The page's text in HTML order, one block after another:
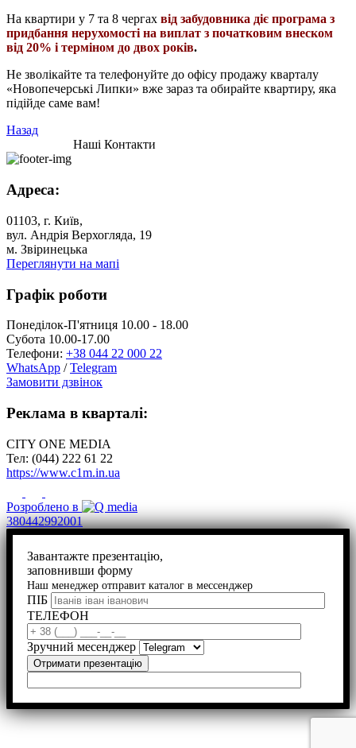
На квартири у 7 та 8 чергах від забудовника діє програма з
придбання нерухомості на виплат з початковим внеском
від 20% і терміном до двох років.
Не зволікайте та телефонуйте до офісу продажу кварталу
«Новопечерські Липки» вже зараз та обирайте квартиру, яка
підійде саме вам!
Назад
Наші Контакти
Адреса:
01103, г. Київ,
вул. Андрія Верхогляда, 19
м. Звіринецька
Переглянути на мапі
Графік роботи
Понеділок-П'ятниця 10.00 - 18.00
Субота 10.00-17.00
Телефони: +38 044 22 000 22
WhatsApp /Telegram
Замовити дзвінок
Реклама в кварталі:
CITY ONE MEDIA
Тел: (044) 222 61 22
https://www.c1m.in.ua
Розроблено в
380442992001
Завантажте презентацію,
заповнивши форму
Наш менеджер отправит каталог в мессенджер
ПІБ
ТЕЛЕФОН
Зручний месенджер